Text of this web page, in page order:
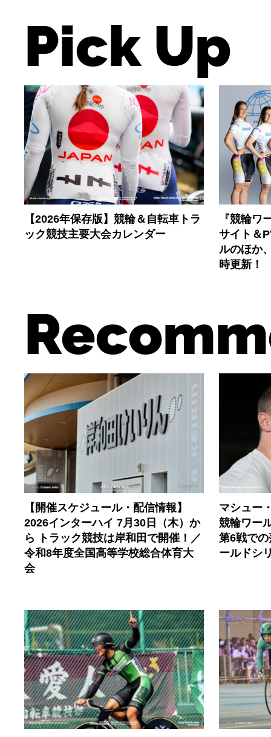
Pick Up
【2026年保存版】競輪＆自転車トラ
ック競技主要大会カレンダー
『競輪ワ
サイト＆
ルのほか
時更新！
【開催スケジュール・配信情報】
2026インターハイ 7月30日（木）か
ら トラック競技は岸和田で開催！／
令和8年度全国高等学校総合体育大
会
マシュー
競輪ワー
第6戦で
ールドシ